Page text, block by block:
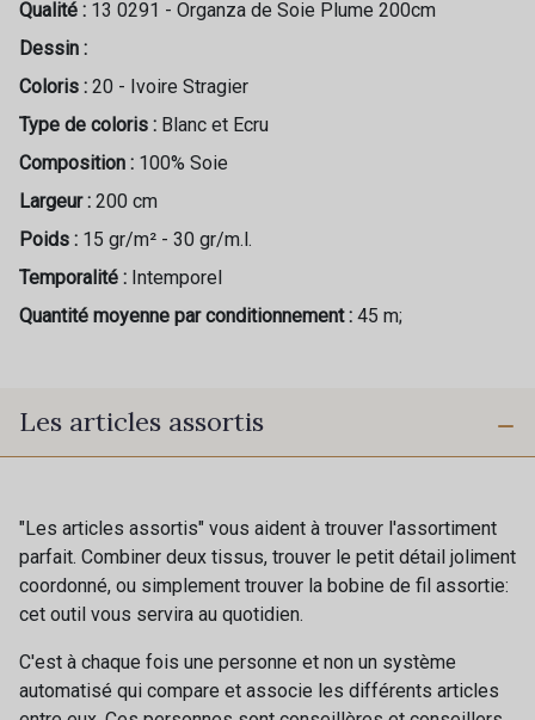
Qualité : 13 0291 - Organza de Soie Plume 200cm
Dessin :
Coloris : 20 - Ivoire Stragier
Type de coloris : Blanc et Ecru
Composition : 100% Soie
Largeur : 200 cm
Poids : 15 gr/m² - 30 gr/m.l.
Temporalité : Intemporel
Quantité moyenne par conditionnement : 45 m;
Les articles assortis
"Les articles assortis" vous aident à trouver l'assortiment
parfait. Combiner deux tissus, trouver le petit détail joliment
coordonné, ou simplement trouver la bobine de fil assortie:
cet outil vous servira au quotidien.
C'est à chaque fois une personne et non un système
automatisé qui compare et associe les différents articles